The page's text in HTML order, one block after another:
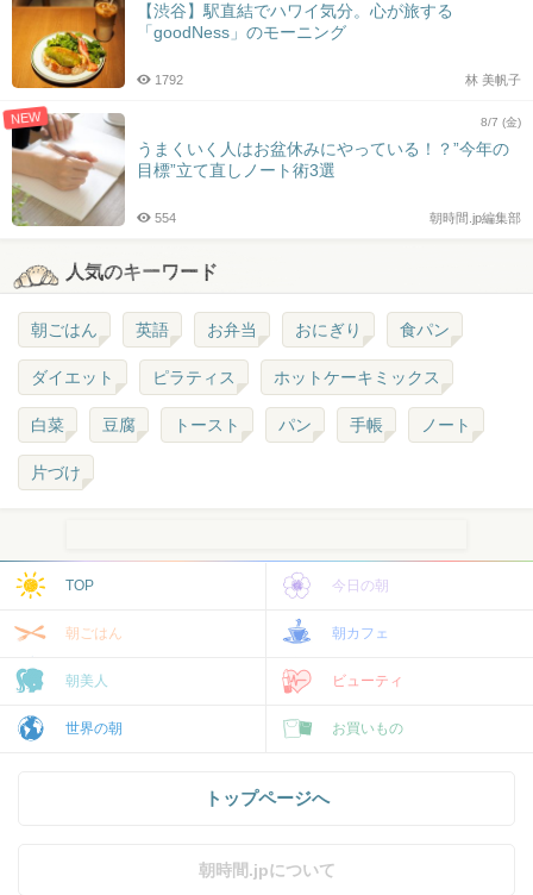
【渋谷】駅直結でハワイ気分。心が旅する
「goodNess」のモーニング
林 美帆子
1792
NEW 8/7 (金)
うまくいく人はお盆休みにやっている！？”今年の
目標”立て直しノート術3選
朝時間.jp編集部
554
人気のキーワード
朝ごはん 英語 お弁当 おにぎり 食パン
ダイエット ピラティス ホットケーキミックス
白菜 豆腐 トースト パン 手帳 ノート
片づけ
TOP 今日の朝
朝ごはん 朝カフェ
朝美人 ビューティ
世界の朝 お買いもの
トップページへ
朝時間.jpについて